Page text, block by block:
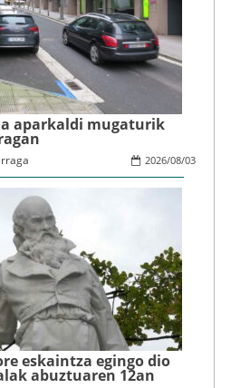
aparkaldi mugaturik
2026/08/03
eskaintza egingo dio
abuztuaren 12an